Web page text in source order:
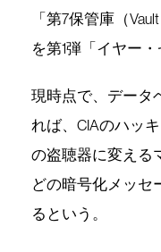
「第7保管庫（
を第1弾「イヤー・
現時点で、データ
れば、CIAのハッ
の盗聴器に変える
どの暗号化メッセ
るという。